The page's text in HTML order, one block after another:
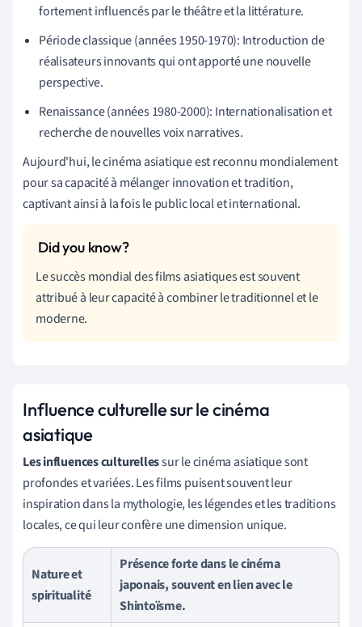
fortement influencés par le théâtre et la littérature.
Période classique (années 1950-1970): Introduction de
réalisateurs innovants qui ont apporté une nouvelle
perspective.
Renaissance (années 1980-2000): Internationalisation et
recherche de nouvelles voix narratives.
Aujourd'hui, le cinéma asiatique est reconnu mondialement
pour sa capacité à mélanger innovation et tradition,
captivant ainsi à la fois le public local et international.
Le succès mondial des films asiatiques est souvent
attribué à leur capacité à combiner le traditionnel et le
moderne.
Influence culturelle sur le cinéma
asiatique
Les influences culturellessur le cinéma asiatique sont
profondes et variées. Les films puisent souvent leur
inspiration dans la mythologie, les légendes et les traditions
locales, ce qui leur confère une dimension unique.
Nature et
spiritualité
Présence forte dans le cinéma
japonais, souvent en lien avec le
Shintoïsme.